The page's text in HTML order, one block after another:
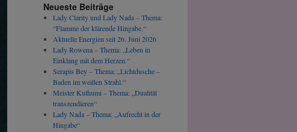
Neueste Beiträge
Lady Clarity und Lady Nada – Thema:
“Flamme der klärende Hingabe.“
Aktuelle Energien seit 26. Juni 2026
Lady Rowena – Thema: „Leben in
Einklang mit dem Herzen.“
Serapis Bey – Thema: „Lichtdusche –
Baden im weißen Strahl.“
Meister Kuthumi – Thema: „Dualität
transzendieren“
Lady Nada – Thema: „Aufrecht in der
Hingabe“